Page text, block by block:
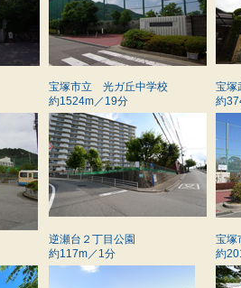
宝塚市立 光ガ丘中学校
約1524m／19分
宝塚
約
逆瀬台２丁目公園
約117m／1分
宝塚
約